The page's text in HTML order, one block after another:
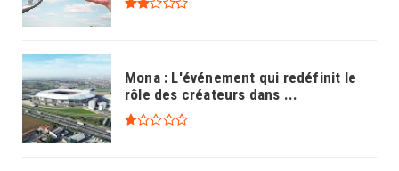
Mona : L'événement qui redéfinit le
rôle des créateurs dans ...